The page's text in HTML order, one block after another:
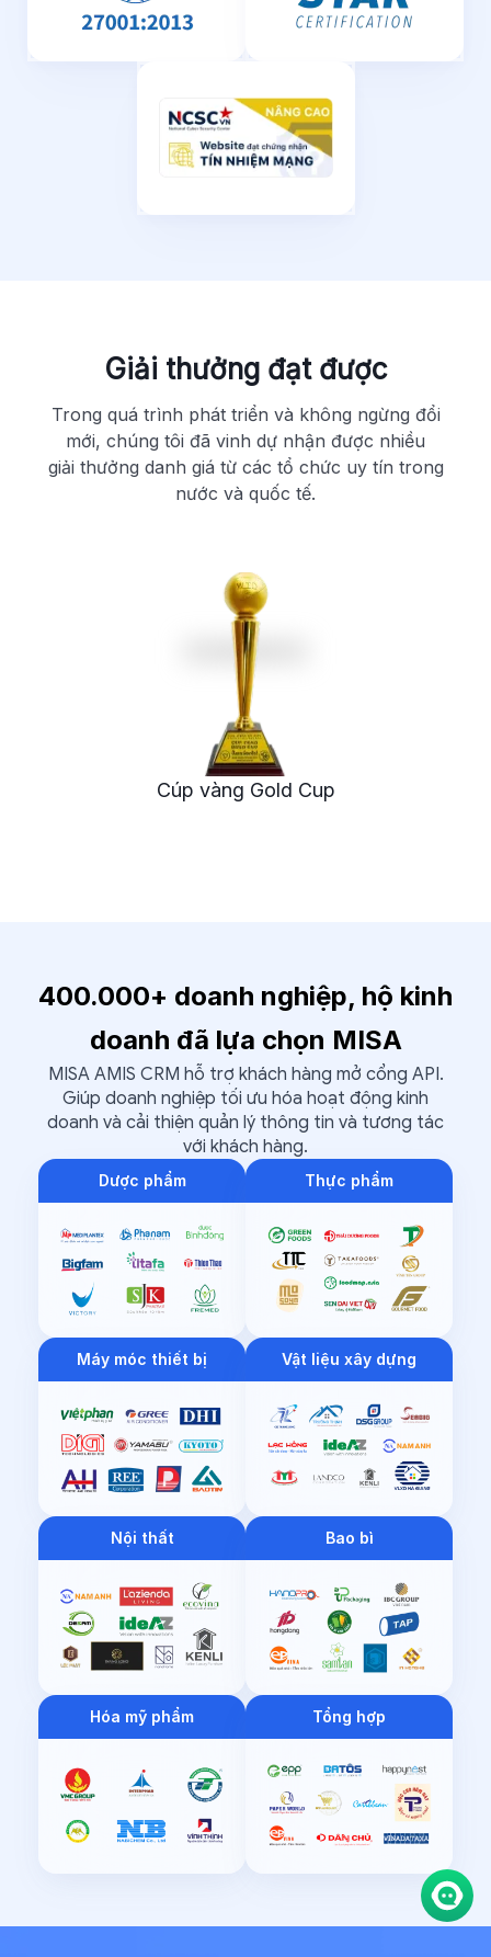
Giải thưởng đạt được
Trong quá trình phát triển và không ngừng đổi
mới, chúng tôi đã vinh dự nhận được nhiều
giải thưởng danh giá từ các tổ chức uy tín trong
nước và quốc tế.
Cúp vàng Gold Cup
400.000+ doanh nghiệp, hộ kinh
doanh đã lựa chọn MISA
MISA AMIS CRM hỗ trợ khách hàng mở cổng API.
Giúp doanh nghiệp tối ưu hóa hoạt động kinh
doanh và cải thiện quản lý thông tin và tương tác
với khách hàng.
Dược phẩm Thực phẩm
Máy móc thiết bị Vật liệu xây dựng
Nội thất Bao bì
Hóa mỹ phẩm Tổng hợp